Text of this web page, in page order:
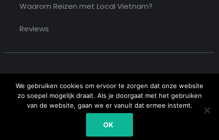
Waarom Reizen met Local Vietnam?
Reviews
Copyright © 2026 Local Vietnam. All rights reserved
We gebruiken cookies om ervoor te zorgen dat onze website
zo soepel mogelijk draait. Als je doorgaat met het gebruiken
van de website, gaan we er vanuit dat ermee instemt.
OK